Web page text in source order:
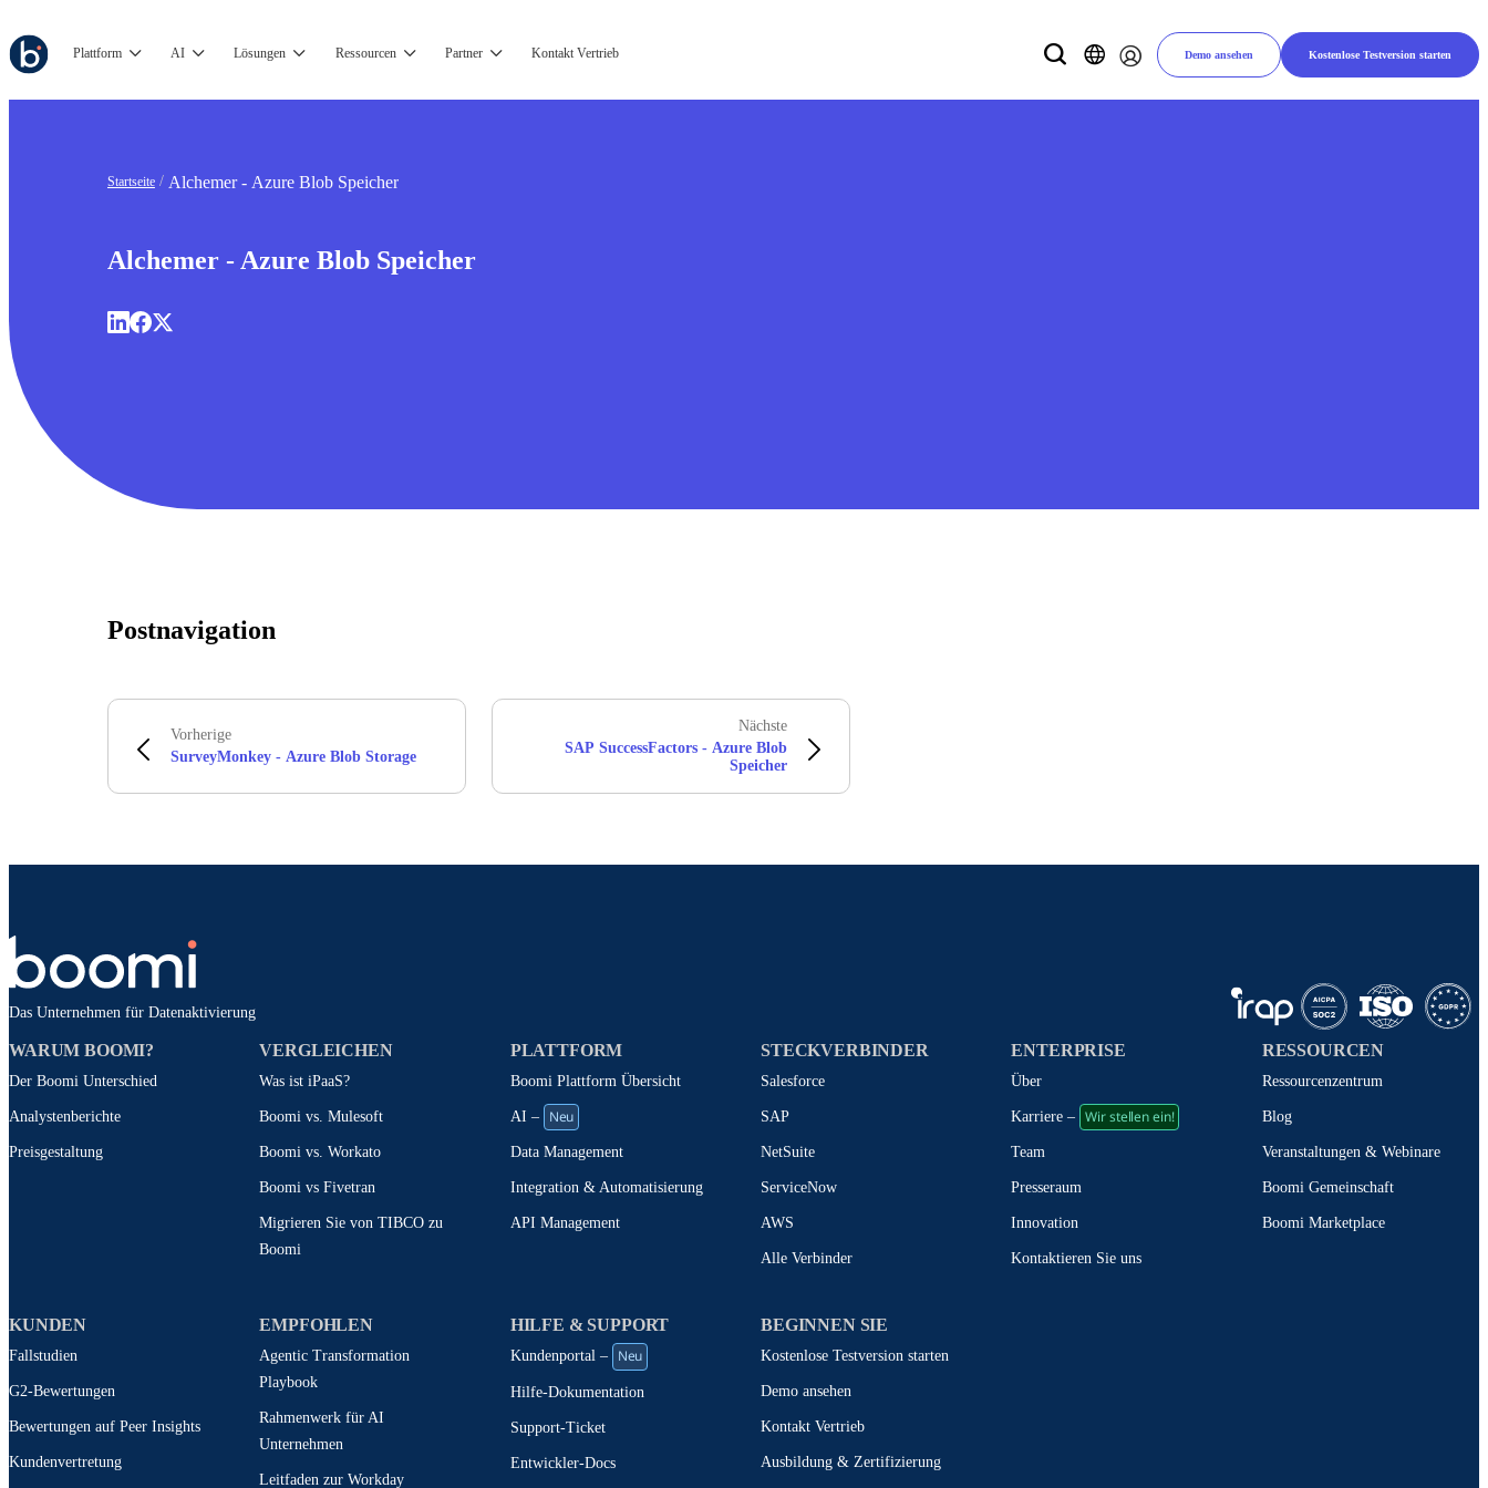
Plattform AI Lösungen Ressourcen Partner Kontakt Vertrieb Demo ansehen Kostenlose Testversion starten
Startseite Alchemer - Azure Blob Speicher
Alchemer - Azure Blob Speicher
Postnavigation
Vorherige
SurveyMonkey - Azure Blob Storage
Nächste
SAP SuccessFactors - Azure Blob
Speicher
Das Unternehmen für Datenaktivierung
WARUM BOOMI?
Der Boomi Unterschied
Analystenberichte
Preisgestaltung
VERGLEICHEN
Was ist iPaaS?
Boomi vs. Mulesoft
Boomi vs. Workato
Boomi vs Fivetran
Migrieren Sie von TIBCO zu
Boomi
PLATTFORM
Boomi Plattform Übersicht
AI – Neu
Data Management
Integration & Automatisierung
API Management
STECKVERBINDER
Salesforce
SAP
NetSuite
ServiceNow
AWS
Alle Verbinder
ENTERPRISE
Über
Karriere – Wir stellen ein!
Team
Presseraum
Innovation
Kontaktieren Sie uns
RESSOURCEN
Ressourcenzentrum
Blog
Veranstaltungen & Webinare
Boomi Gemeinschaft
Boomi Marketplace
KUNDEN
Fallstudien
G2-Bewertungen
Bewertungen auf Peer Insights
Kundenvertretung
EMPFOHLEN
Agentic Transformation
Playbook
Rahmenwerk für AI
Unternehmen
Leitfaden zur Workday
HILFE & SUPPORT
Kundenportal – Neu
Hilfe-Dokumentation
Support-Ticket
Entwickler-Docs
BEGINNEN SIE
Kostenlose Testversion starten
Demo ansehen
Kontakt Vertrieb
Ausbildung & Zertifizierung